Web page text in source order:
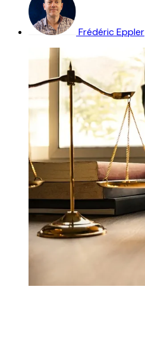
Frédéric Eppler